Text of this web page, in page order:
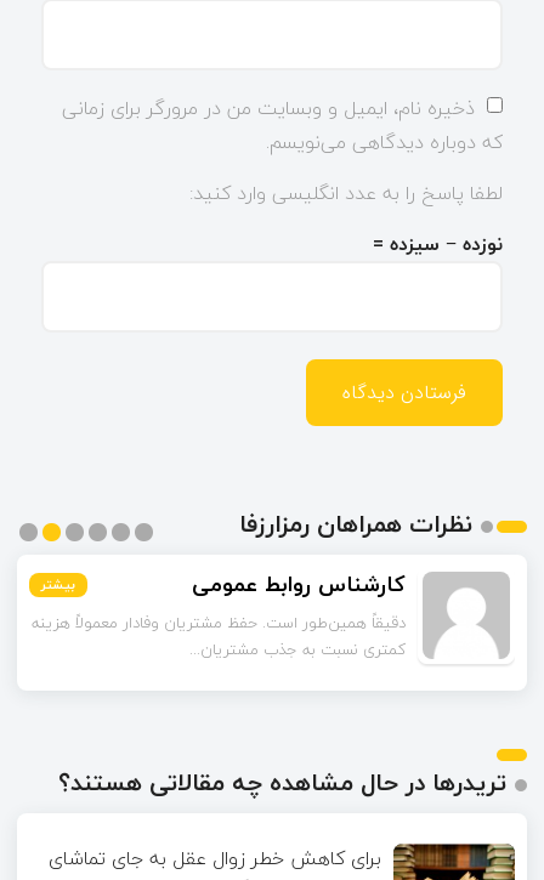
ذخیره نام، ایمیل و وبسایت من در مرورگر برای زمانی
که دوباره دیدگاهی می‌نویسم.
لطفا پاسخ را به عدد انگلیسی وارد کنید:
نوزده − سیزده =
نظرات همراهان رمزارزفا
بیشتر
بیشتر
بیشتر
بیشتر کارشناس روابط عمومی بیشتر
دقیقاً همین‌طور است. حفظ مشتریان وفادار معمولاً هزینه
کمتری نسبت به جذب مشتریان...
بیشتر
تریدرها در حال مشاهده چه مقالاتی هستند؟
برای کاهش خطر زوال عقل به جای تماشای